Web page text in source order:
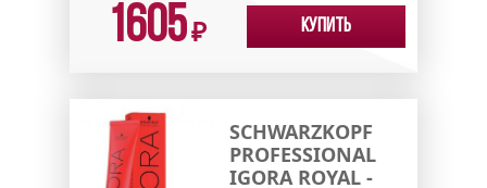
1605₽ Купить
SCHWARZKOPF
PROFESSIONAL
IGORA ROYAL -